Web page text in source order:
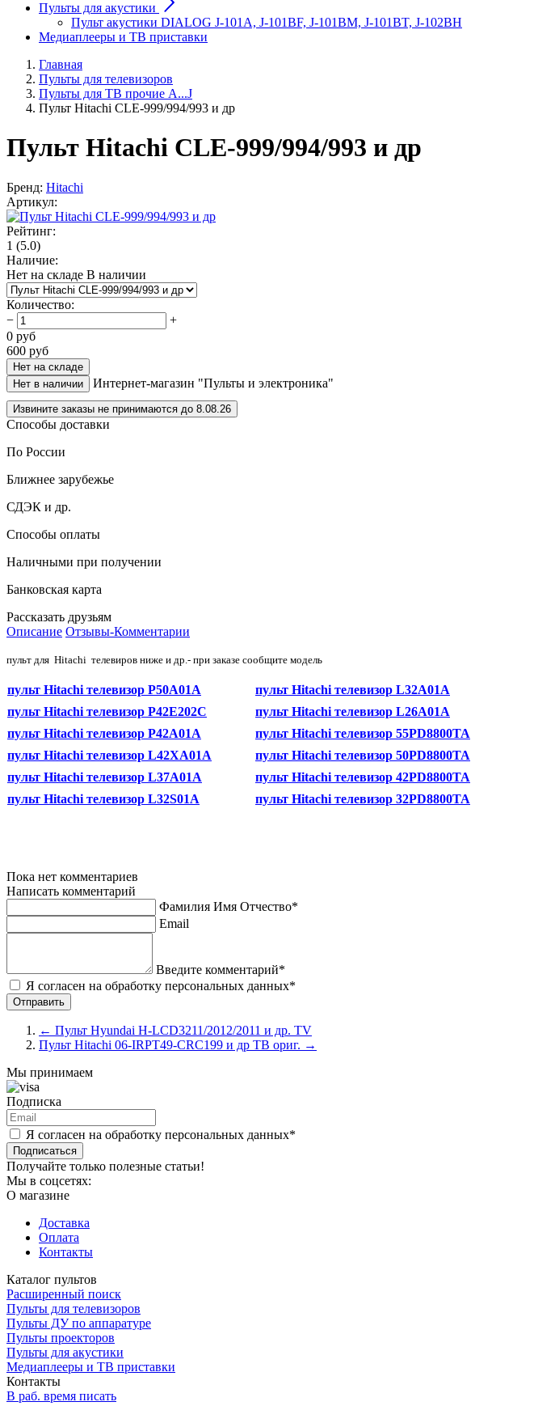
Пульты для акустики
Пульт акустики DIALOG J-101A, J-101BF, J-101BM, J-101BT, J-102BH
Медиаплееры и ТВ приставки
Главная
Пульты для телевизоров
Пульты для ТВ прочие A...J
Пульт Hitachi CLE-999/994/993 и др
Пульт Hitachi CLE-999/994/993 и др
Бренд: Hitachi
Артикул:
Рейтинг:
1 (5.0)
Наличие:
Нет на складе В наличии
Количество:
−
+
0 руб
600 руб
Нет на складе
Нет в наличии
Интернет-магазин "Пульты и электроника"
Извините заказы не принимаются до 8.08.26
Способы доставки
По России
Ближнее зарубежье
СДЭК и др.
Способы оплаты
Наличными при получении
Банковская карта
Рассказать друзьям
Описание Отзывы-Комментарии
пульт для Hitachi телевиров ниже и др.- при заказе сообщите модель
пульт Hitachi телевизор P50A01A
пульт Hitachi телевизор L32A01A
пульт Hitachi телевизор P42E202C
пульт Hitachi телевизор L26A01A
пульт Hitachi телевизор P42A01A
пульт Hitachi телевизор 55PD8800TA
пульт Hitachi телевизор L42XA01A
пульт Hitachi телевизор 50PD8800TA
пульт Hitachi телевизор L37A01A
пульт Hitachi телевизор 42PD8800TA
пульт Hitachi телевизор L32S01A
пульт Hitachi телевизор 32PD8800TA
Пока нет комментариев
Написать комментарий
Фамилия Имя Отчество*
Email
Введите комментарий*
Я согласен на обработку персональных данных*
← Пульт Hyundai H-LCD3211/2012/2011 и др. TV
Пульт Hitachi 06-IRPT49-CRC199 и др ТВ ориг. →
Мы принимаем
Подписка
Я согласен на обработку персональных данных*
Подписаться
Получайте только полезные статьи!
Мы в соцсетях:
О магазине
Доставка
Оплата
Контакты
Каталог пультов
Расширенный поиск
Пульты для телевизоров
Пульты ДУ по аппаратуре
Пульты проекторов
Пульты для акустики
Медиаплееры и ТВ приставки
Контакты
В раб. время писать